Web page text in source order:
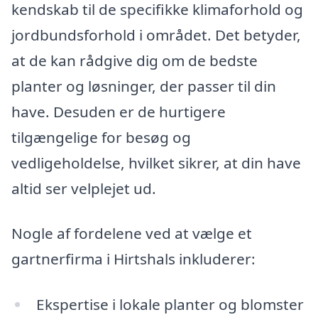
kendskab til de specifikke klimaforhold og
jordbundsforhold i området. Det betyder,
at de kan rådgive dig om de bedste
planter og løsninger, der passer til din
have. Desuden er de hurtigere
tilgængelige for besøg og
vedligeholdelse, hvilket sikrer, at din have
altid ser velplejet ud.
Nogle af fordelene ved at vælge et
gartnerfirma i Hirtshals inkluderer:
Ekspertise i lokale planter og blomster